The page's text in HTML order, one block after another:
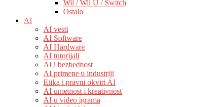
Wii / Wii U / Switch
Ostalo
AI
AI vesti
AI Software
AI Hardware
AI tutorijali
AI i bezbednost
AI primene u industriji
Etika i pravni okviri AI
AI umetnost i kreativnost
AI u video igrama